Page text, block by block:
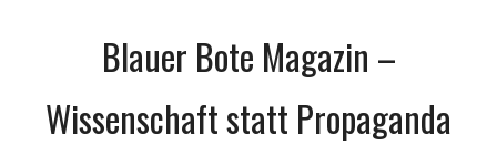
Blauer Bote Magazin –
Wissenschaft statt Propaganda